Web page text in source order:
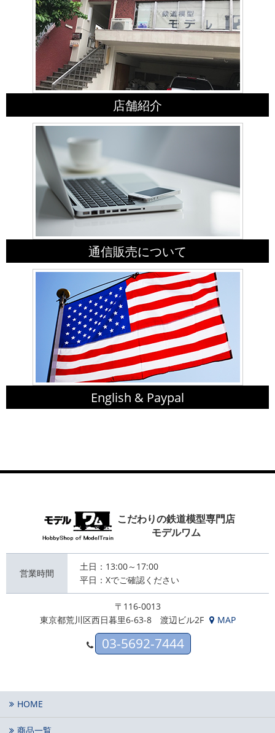
店舗紹介
通信販売について
English & Paypal
こだわりの鉄道模型専門店
モデルワム
営業時間
土日：13:00～17:00
平日：Xでご確認ください
〒116-0013
東京都荒川区西日暮里6-63-8 渡辺ビル2F
MAP
03-5692-7444
HOME
商品一覧